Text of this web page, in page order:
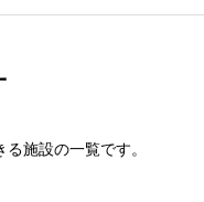
施設の一覧です。